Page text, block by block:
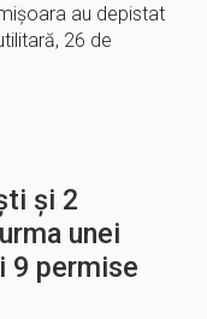
au depistat
26 de
și 2
unei
9 permise